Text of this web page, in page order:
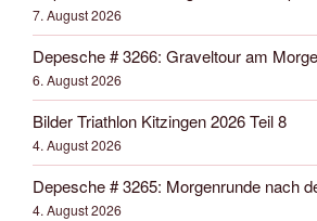
7. August 2026
Depesche # 3266: Graveltour am
6. August 2026
Bilder Triathlon Kitzingen 2026 Teil 8
4. August 2026
Depesche # 3265: Morgenrunde nach
4. August 2026